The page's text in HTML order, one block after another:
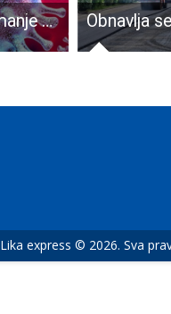
Ličani se najmanje cijepe protiv COVID-a, posljedica je vidljiva, raste broj novooboljelih
Lika express © 2026. Sva